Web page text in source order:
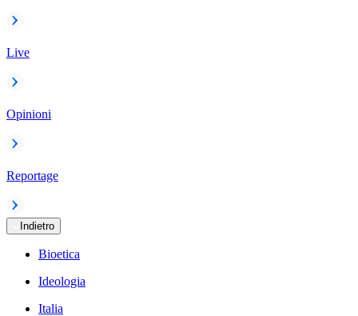
Live
Opinioni
Reportage
Indietro
Bioetica
Ideologia
Italia